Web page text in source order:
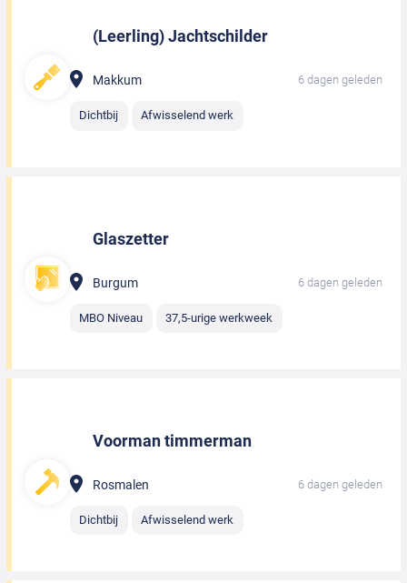
(Leerling) Jachtschilder
Makkum 6 dagen geleden
Dichtbij Afwisselend werk
Glaszetter
Burgum 6 dagen geleden
MBO Niveau 37,5-urige werkweek
Voorman timmerman
Rosmalen 6 dagen geleden
Dichtbij Afwisselend werk